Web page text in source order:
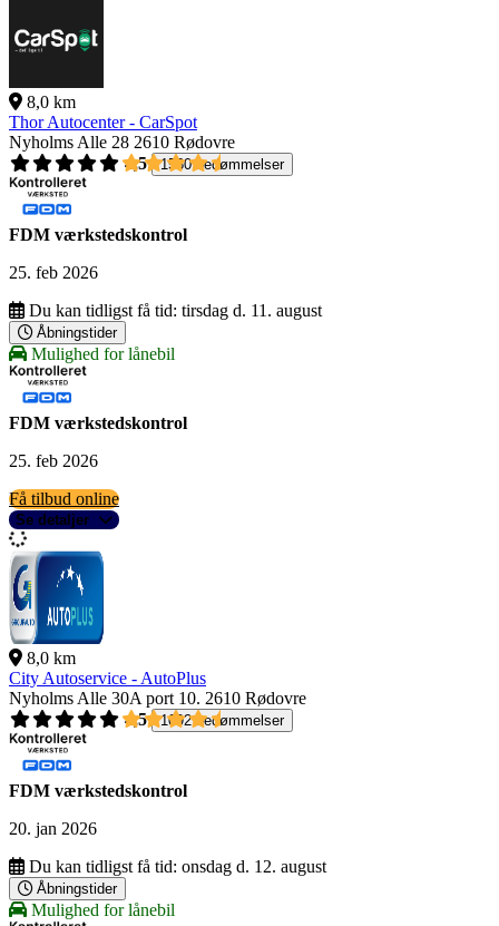
8,0 km
Thor Autocenter - CarSpot
Nyholms Alle 28 2610 Rødovre
4,5
1560 bedømmelser
FDM værkstedskontrol
25. feb 2026
Du kan tidligst få tid: tirsdag d. 11. august
Åbningstider
Mulighed for lånebil
FDM værkstedskontrol
25. feb 2026
Få tilbud online
Se detaljer
8,0 km
City Autoservice - AutoPlus
Nyholms Alle 30A port 10. 2610 Rødovre
4,5
1092 bedømmelser
FDM værkstedskontrol
20. jan 2026
Du kan tidligst få tid: onsdag d. 12. august
Åbningstider
Mulighed for lånebil